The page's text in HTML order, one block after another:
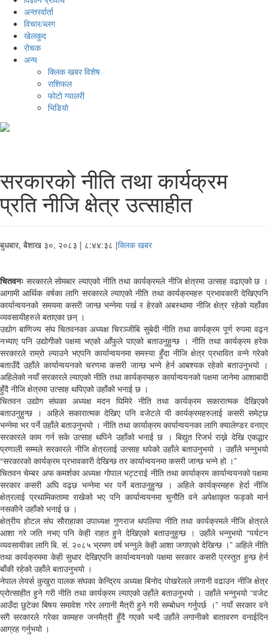
अन्तरर्वार्ता
विचार/ब्लग
खेलकुद
रोचक
अन्य
क्लिक खबर विशेष
राशिफल
फोटो ग्यालरी
भिडियो
सरकारको नीति तथा कार्यक्रम
प्रति नीजि क्षेत्र उत्साहीत
बुधबार, बैशाख ३०, २०८३ | ८:४४:३८ |क्लिक खबर
चितवनः सरकारले सोमबार ल्याएको नीति तथा कार्यक्रमले नीजि क्षेत्रमा उत्साह वढाएको छ ।
आगामी आर्थिक वर्षका लागि सरकारले ल्याएको नीति तथा कार्यक्रमहरु प्रभावकारी देखिएपनि
कार्यान्वयनको समयमा कसरी जान्छ भन्नेमा पर्ख र हेरको अबस्थामा नीजि क्षेत्र रहेको यहाँका
व्यवसायीहरुले बताएका छन् ।
उद्योग बाणिज्य संघ चितवनका अध्यक्ष चिरञ्जीबि सुबेदी नीति तथा कार्यक्रम पूर्ण रुपमा वढ्न
नभ्याए पनि उद्योगीको पक्षमा भएको आँफुले पाएको बताउनुहुन्छ । नीति तथा कार्यक्रम हरेक
सरकारले राम्रो ल्याउने भएपनि कार्यान्वयनमा समस्या हुँदा नीजि क्षेत्र प्रभावित वन्ने गरेको
बताउँदै उहाँले कार्यान्वयनको चरणमा कसरी जान्छ भन्ने हेर्न आबश्यक रहेको बताउनुभयो ।
अहिलेको नयाँ सरकारले ल्याएको नीति तथा कार्यक्रमहरु कार्यान्वयनको पक्षमा जानेमा आशाबादी
हुँदै नीजि क्षेत्रमा उत्साह थपिएको उहाँको भनाई छ ।
चितवन उद्योग संघका अध्यक्ष मदन घिमिरे नीति तथा कार्यक्रम सकारात्मक देखिएको
बताउनुहुन्छ । अहिले सकारात्मक देखिए पनि वजेटले यी कार्यक्रमहरुलाई कसरी समेट्छ
भन्नेमा भर पर्ने उहाँले बताउनुभयो । नीति तथा कार्याक्रम कार्यान्वयनका लागि क्यालेण्डर वनाएर
सरकारले काम गर्न सके उत्साह थपिने उहाँको भनाई छ । बिद्युत रिजर्भ राख्ने देखि एकद्धार
प्रणाली सम्मले सरकारले नीजि क्षेत्रलाई उत्साह थपेको उहाँले बताउनुभयो । उहाँले भन्नुभयो
“सरकारको कार्यक्रम प्रभावकारी देखिन्छ तर कार्यान्वयनमा कसरी जान्छ भन्ने हो ।”
चितवन चेम्बर अफ कमर्शका अध्यक्ष गोपाल भट्टराई नीति तथा कार्याक्रम कार्यान्वयनको पक्षमा
सरकार कसरी अघि वढ्छ भन्नेमा भर पर्ने बताउनुहुन्छ । अहिले कार्यक्रमहरु हेर्दा नीजि
क्षेत्रलाई प्रथामिकतामा राखेको भए पनि कार्यान्वयनमा चुनौति वने अपेक्षाकृत फड्को मार्न
नसकीने उहाँको भनाई छ ।
क्षेत्रीय होटल संघ सौराहाका उपाध्यक्ष गुणराज थपलिया नीति तथा कार्यक्रमले नीजि क्षेत्रले
आशा गरे जति नभए पनि केही राहत हुने देखिएको बताउनुहुन्छ । उहाँले भन्नुभयो “पर्यटन
व्यवसायीका लागि बि. सं. २०८५ भ्रमण वर्ष भन्नुले केही आशा जगाएको देखिन्छ ।” अहिले नीति
तथा कार्यक्रममा केही सुधार देखिएपनि कार्यान्वयनको पक्षमा सरकार कसरी प्रस्तुत हुन्छ हेर्न
बाँकी रहेको उहाँले बताउनुभयो ।
नेपाल लेयर्स कुखुरा पालक संघका केन्द्रिय अध्यक्ष बिनोद पोखरेलले लगानी वढाउन नीजि क्षेत्र
प्रोत्साहीत हुने गरी नीति तथा कार्यक्रम ल्याएको उहाँले बताउनुभयो । उहाँले भन्नुभयो “वजेट
आउँदा छुटेका बिषय समावेश गरेर लगानी मैत्री हुने गरी सम्बोधन गर्नुपर्छ ।” नयाँ सरकार वने
संगै सरकारले गरेका कामहरु जनमैत्री हुँदै गएको भन्दै उहाँले लगानीको बातावरण वनाईदिन
आग्रह गर्नुभयो ।